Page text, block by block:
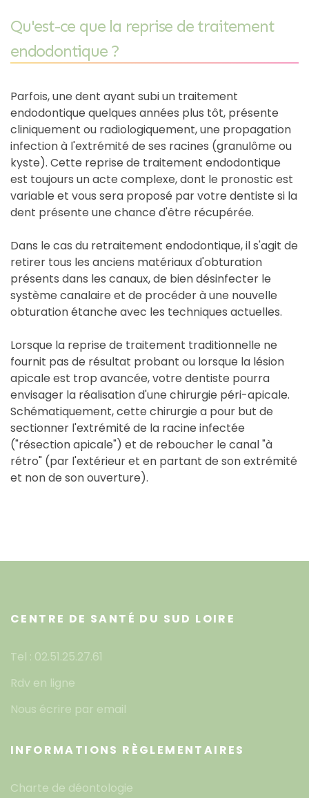
Qu'est-ce que la reprise de traitement
endodontique ?
Parfois, une dent ayant subi un traitement
endodontique quelques années plus tôt, présente
cliniquement ou radiologiquement, une propagation
infection à l'extrémité de ses racines (granulôme ou
kyste). Cette reprise de traitement endodontique
est toujours un acte complexe, dont le pronostic est
variable et vous sera proposé par votre dentiste si la
dent présente une chance d'être récupérée.
Dans le cas du retraitement endodontique, il s'agit de
retirer tous les anciens matériaux d'obturation
présents dans les canaux, de bien désinfecter le
système canalaire et de procéder à une nouvelle
obturation étanche avec les techniques actuelles.
Lorsque la reprise de traitement traditionnelle ne
fournit pas de résultat probant ou lorsque la lésion
apicale est trop avancée, votre dentiste pourra
envisager la réalisation d'une chirurgie péri-apicale.
Schématiquement, cette chirurgie a pour but de
sectionner l'extrémité de la racine infectée
("résection apicale") et de reboucher le canal "à
rétro" (par l'extérieur et en partant de son extrémité
et non de son ouverture).
CENTRE DE SANTÉ DU SUD LOIRE
Tel : 02.51.25.27.61
Rdv en ligne
Nous écrire par email
INFORMATIONS RÈGLEMENTAIRES
Charte de déontologie